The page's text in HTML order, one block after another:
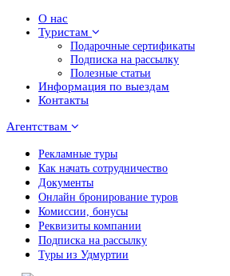
О нас
Туристам
Подарочные сертификаты
Подписка на рассылку
Полезные статьи
Информация по выездам
Контакты
Агентствам
Рекламные туры
Как начать сотрудничество
Документы
Онлайн бронирование туров
Комиссии, бонусы
Реквизиты компании
Подписка на рассылку
Туры из Удмуртии